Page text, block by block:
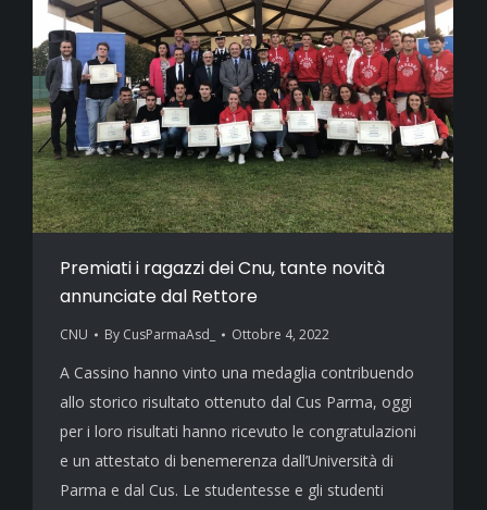
Premiati i ragazzi dei Cnu, tante novità
annunciate dal Rettore
CNU By CusParmaAsd_ Ottobre 4, 2022
A Cassino hanno vinto una medaglia contribuendo
allo storico risultato ottenuto dal Cus Parma, oggi
per i loro risultati hanno ricevuto le congratulazioni
e un attestato di benemerenza dall’Università di
Parma e dal Cus. Le studentesse e gli studenti